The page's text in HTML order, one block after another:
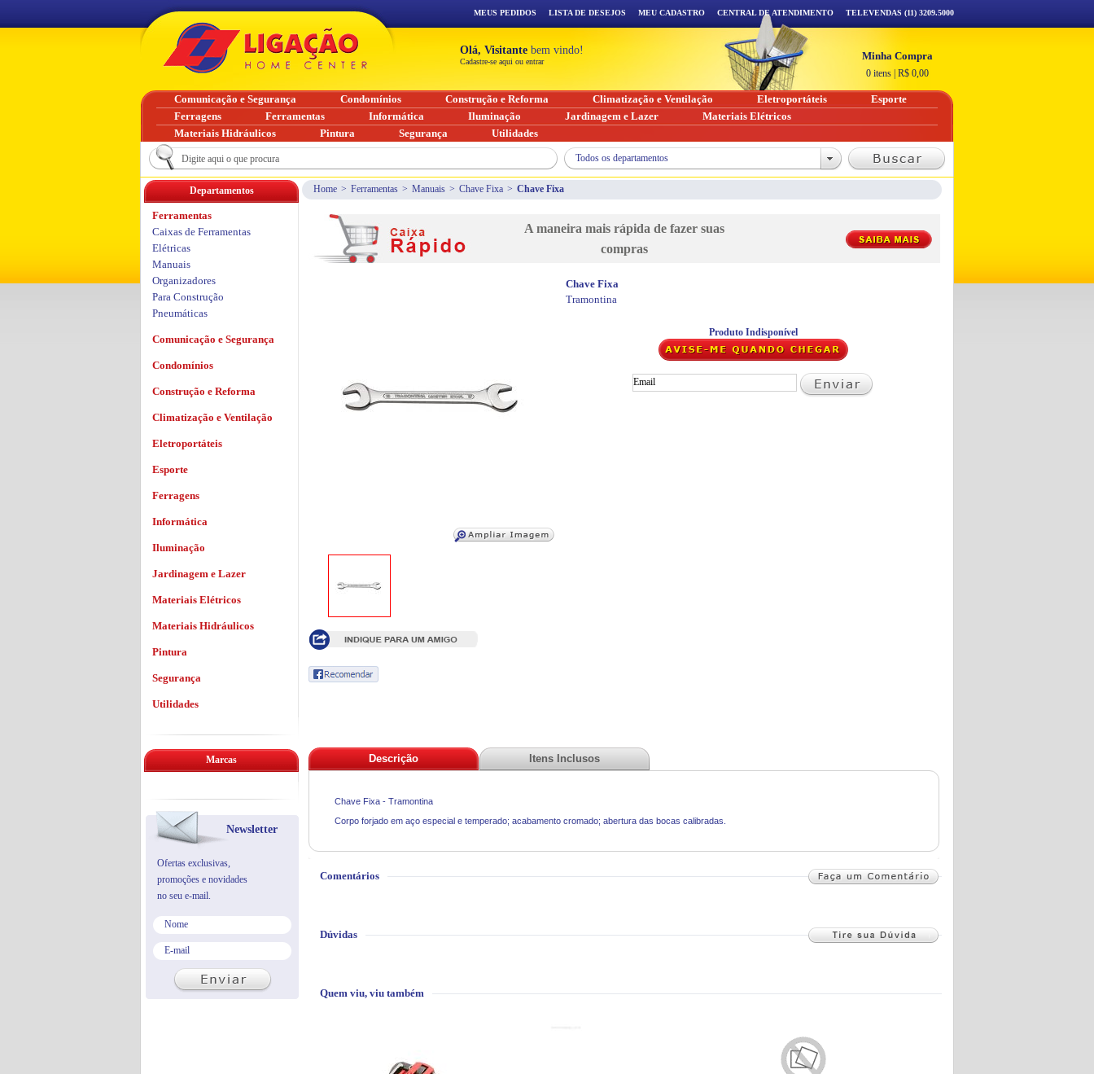
Home > Ferramentas > Manuais > Chave Fixa > Chave Fixa
A maneira mais rápida de fazer suas
compras
Chave Fixa
Tramontina
Produto Indisponível
Descrição Itens Inclusos
Chave Fixa - Tramontina
Corpo forjado em aço especial e temperado; acabamento cromado; abertura das bocas calibradas.
Comentários
Dúvidas
Quem viu, viu também
Departamentos
Ferramentas
Caixas de Ferramentas
Elétricas
Manuais
Organizadores
Para Construção
Pneumáticas
Comunicação e Segurança
Condomínios
Construção e Reforma
Climatização e Ventilação
Eletroportáteis
Esporte
Ferragens
Informática
Iluminação
Jardinagem e Lazer
Materiais Elétricos
Materiais Hidráulicos
Pintura
Segurança
Utilidades
Marcas
Newsletter
Ofertas exclusivas,
promoções e novidades
no seu e-mail.
MEUS PEDIDOS LISTA DE DESEJOS MEU CADASTRO CENTRAL DE ATENDIMENTO TELEVENDAS (11) 3209.5000
Olá, Visitante bem vindo!
Cadastre-se aqui ou entrar Minha Compra
0 itens R$ 0,00
Comunicação e Segurança Condomínios Construção e Reforma Climatização e Ventilação Eletroportáteis
Esporte
Ferragens
Ferramentas Informática Iluminação Jardinagem e Lazer
Materiais Elétricos
Materiais Hidráulicos
Pintura Segurança Utilidades
Todos os departamentos